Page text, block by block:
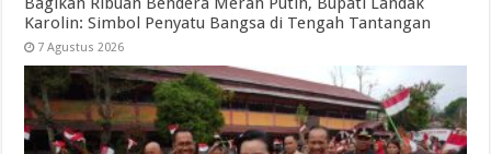
Karolin: Simbol Penyatu Bangsa di Tengah Tantangan
7 Agustus 2026